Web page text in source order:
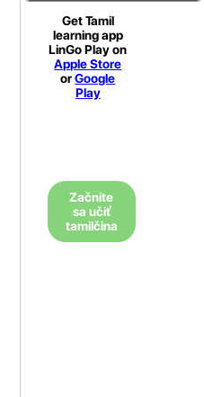
Get Tamil
learning app
LinGo Play on
Apple Store
orGoogle
Play
Začnite
sa učiť
tamilčina